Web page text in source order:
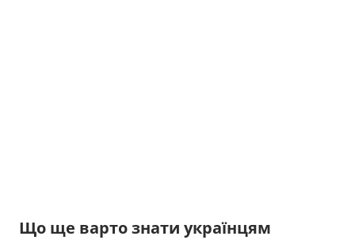
Що ще варто знати українцям